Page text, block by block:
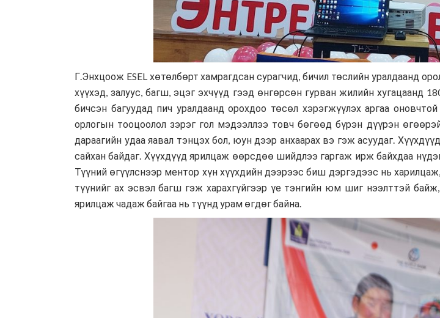
Г.Энхцоож ESEL хөтөлбөрт хамрагдсан сурагчид, бичил төслийн уралдаанд
хүүхэд, залуус, багш, эцэг эхчүүд гээд өнгөрсөн гурван жилийн хугацаанд
бичсэн багуудад пич уралдаанд орохдоо төсөл хэрэгжүүлэх аргаа
орлогын тооцоолол зэрэг гол мэдээллээ товч бөгөөд бүрэн дүүрэн
дараагийн удаа яавал тэнцэх бол, юун дээр анхаарах вэ гэж асуудаг.
сайхан байдаг. Хүүхдүүд ярилцаж өөрсдөө шийдлээ гаргаж ирж байхдаа
Түүний өгүүлснээр ментор хүн хүүхдийн дээрээс биш дэргэдээс нь
түүнийг ах эсвэл багш гэж харахгүйгээр үе тэнгийн юм шиг нээлттэй
ярилцаж чадаж байгаа нь түүнд урам өгдөг байна.